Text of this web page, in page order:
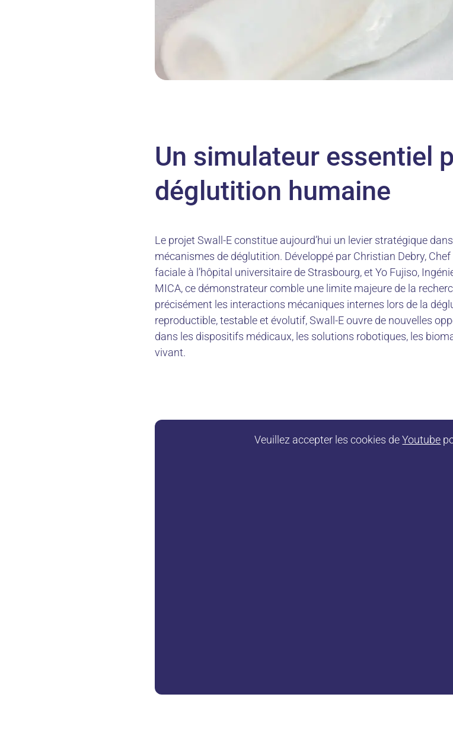
Un simulateur essentiel
déglutition humaine
Le projet Swall-E constitue aujourd’hui un levier stratégique
mécanismes de déglutition. Développé par Christian Debry,
faciale à l’hôpital universitaire de Strasbourg, et Yo Fujiso,
MICA, ce démonstrateur comble une limite majeure de la
précisément les interactions mécaniques internes lors de la
reproductible, testable et évolutif, Swall-E ouvre de nouvelles
dans les dispositifs médicaux, les solutions robotiques, les
vivant.
Veuillez accepter les cookies deYoutube